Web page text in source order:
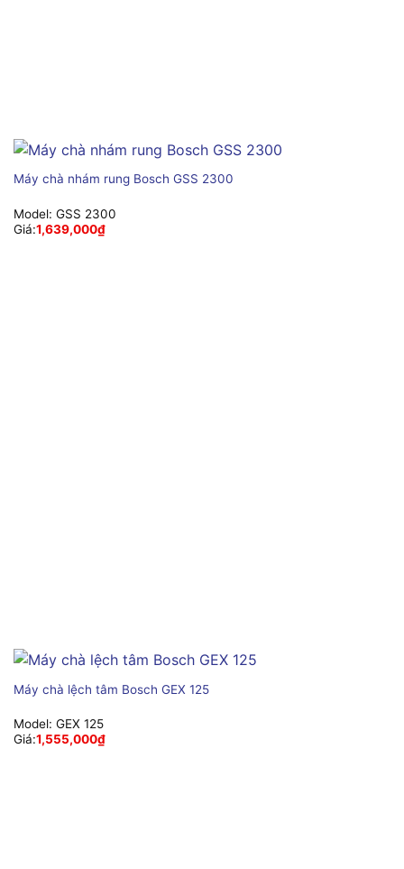
Máy chà nhám rung Bosch GSS 2300
Model: GSS 2300
Giá:1,639,000₫
Máy chà lệch tâm Bosch GEX 125
Model: GEX 125
Giá:1,555,000₫